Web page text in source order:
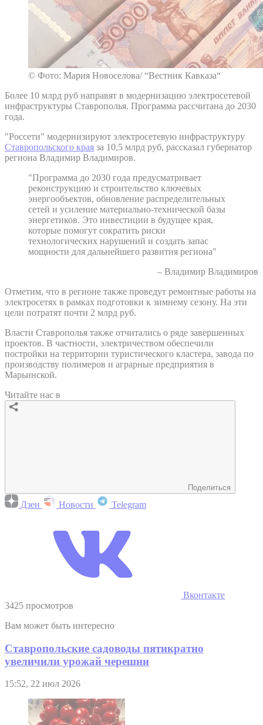
© Фото: Мария Новоселова/ “Вестник Кавказа“
Более 10 млрд руб направят в модернизацию электросетевой
инфраструктуры Ставрополья. Программа рассчитана до 2030
года.
"Россети" модернизируют электросетевую инфраструктуру
Ставропольского края за 10,5 млрд руб, рассказал губернатор
региона Владимир Владимиров.
"Программа до 2030 года предусматривает
реконструкцию и строительство ключевых
энергообъектов, обновление распределительных
сетей и усиление материально-технической базы
энергетиков. Это инвестиции в будущее края,
которые помогут сократить риски
технологических нарушений и создать запас
мощности для дальнейшего развития региона"
– Владимир Владимиров
Отметим, что в регионе также проведут ремонтные работы на
электросетях в рамках подготовки к зимнему сезону. На эти
цели потратят почти 2 млрд руб.
Власти Ставрополья также отчитались о ряде завершенных
проектов. В частности, электричеством обеспечили
постройки на территории туристического кластера, завода по
производству полимеров и аграрные предприятия в
Марьинской.
Читайте нас в
Поделиться
Дзен Новости Telegram
Вконтакте
3425 просмотров
Вам может быть интересно
Ставропольские садоводы пятикратно
увеличили урожай черешни
15:52, 22 июл 2026